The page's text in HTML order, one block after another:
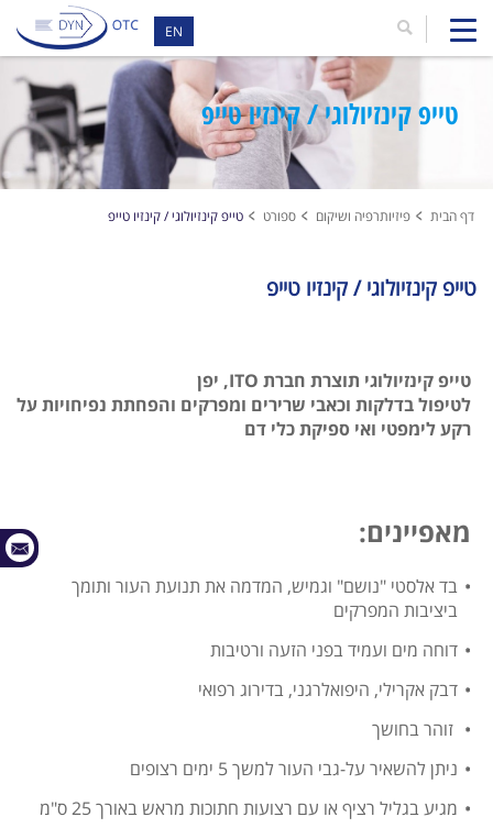
EN
טייפ קינזיולוגי / קינזיו טייפ
דף הבית פיזיותרפיה ושיקום ספורט טייפ קינזיולוגי / קינזיו טייפ
טייפ קינזיולוגי / קינזיו טייפ
טייפ קינזיולוגי תוצרת חברת ITO, יפן
לטיפול בדלקות וכאבי שרירים ומפרקים והפחתת נפיחויות על
רקע לימפטי ואי ספיקת כלי דם
מאפיינים:
בד אלסטי "נושם" וגמיש, המדמה את תנועת העור ותומך
ביציבות המפרקים
דוחה מים ועמיד בפני הזעה ורטיבות
דבק אקרילי, היפואלרגני, בדירוג רפואי
זוהר בחושך
ניתן להשאיר על-גבי העור למשך 5 ימים רצופים
מגיע בגליל רציף או עם רצועות חתוכות מראש באורך 25 ס"מ